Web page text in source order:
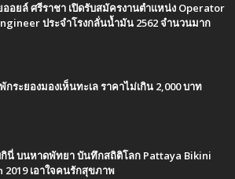
ออยล์ ศรีราชา เปิดรับสมัครงานตำแหน่ง Operator
ประจำโรงกลั่นน้ำมัน 2562 จำนวนมาก
กระยองมองเห็นทะเล ราคาไม่เกิน 2,000 บาท
กินี่ บนหาดพัทยา บันทึกสถิติโลก Pattaya Bikini
2019 เอาใจคนรักสุขภาพ